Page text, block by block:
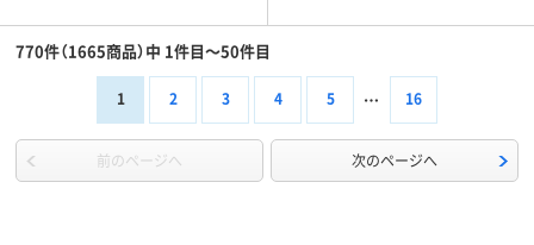
770件（1665商品）中 1件目～50件目
1 2 3 4 5 16
前のページへ 次のページへ